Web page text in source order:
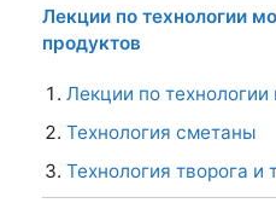
Лекции по технологии
продуктов
Лекции по технологии
Технология сметаны
Технология творога